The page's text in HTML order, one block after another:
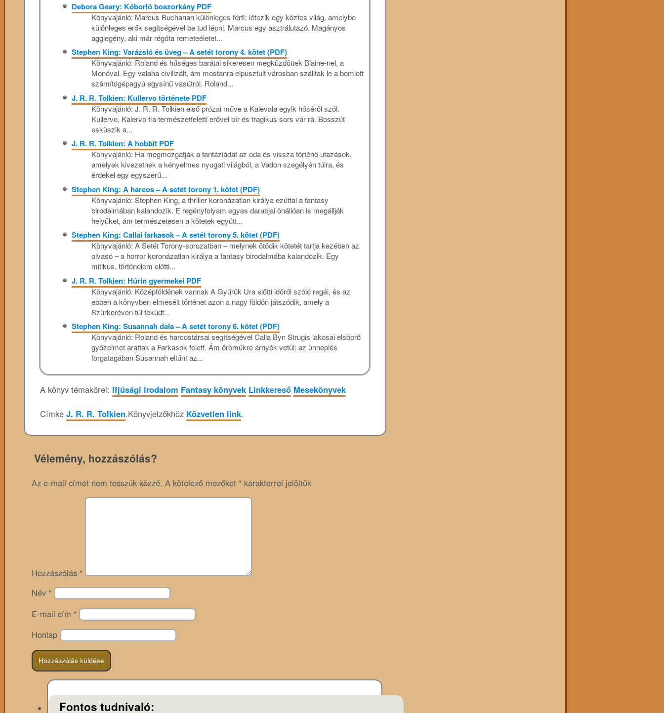
Debora Geary: Kóborló ​boszorkány PDF
Könyvajánló: Marcus ​Buchanan különleges férfi: létezik egy köztes világ, amelybe
különleges erők segítségével be tud lépni. Marcus egy asztrálutazó. Magányos
agglegény, aki már régóta remeteéletet...
Stephen King: Varázsló és üveg – A setét torony 4. kötet (PDF)
Könyvajánló: Roland és hűséges barátai sikeresen megküzdöttek Blaine-nel, a
Monóval. Egy valaha civilizált, ám mostanra elpusztult városban szálltak le a bomlott
számítógépagyú egysínű vasútról. Roland...
J. R. R. Tolkien: Kullervo ​története PDF
Könyvajánló: J. R. R. Tolkien első prózai műve a Kalevala egyik hőséről szól.
Kullervo, Kalervo fia természetfeletti erővel bír és tragikus sors vár rá. Bosszút
esküszik a...
J. R. R. Tolkien: A hobbit PDF
Könyvajánló: Ha megmozgatják a fantáziádat az oda és vissza történő utazások,
amelyek kivezetnek a kényelmes nyugati világból, a Vadon szegélyén túlra, és
érdekel egy egyszerű...
Stephen King: A harcos – A setét torony 1. kötet (PDF)
Könyvajánló: Stephen King, a thriller koronázatlan királya ezúttal a fantasy
birodalmában kalandozik. E regényfolyam egyes darabjai önállóan is megállják
helyüket, ám természetesen a kötetek együtt...
Stephen King: Callai farkasok – A setét torony 5. kötet (PDF)
Könyvajánló: A Setét Torony-sorozatban – melynek ötödik kötetét tartja kezében az
olvasó – a horror koronázatlan királya a fantasy birodalmába kalandozik. Egy
mitikus, történelem előtti...
J. R. R. Tolkien: Húrin gyermekei PDF
Könyvajánló: Középföldének vannak A Gyűrűk Ura előtti időről szóló regéi, és az
ebben a könyvben elmesélt történet azon a nagy földön játszódik, amely a
Szürkeréven túl feküdt...
Stephen King: Susannah dala – A setét torony 6. kötet (PDF)
Könyvajánló: Roland és harcostársai segítségével Calla Byn Strugis lakosai elsöprő
győzelmet arattak a Farkasok felett. Ám örömükre árnyék vetül: az ünneplés
forgatagában Susannah eltűnt az...
A könyv témakörei: Ifjúsági irodalom Fantasy könyvek Linkkereső Mesekönyvek
Címke J. R. R. Tolkien.Könyvjelzőkhöz Közvetlen link.
Vélemény, hozzászólás?
Az e-mail címet nem tesszük közzé. A kötelező mezőket * karakterrel jelöltük
Hozzászólás *
Név *
E-mail cím *
Honlap
Fontos tudnivaló: